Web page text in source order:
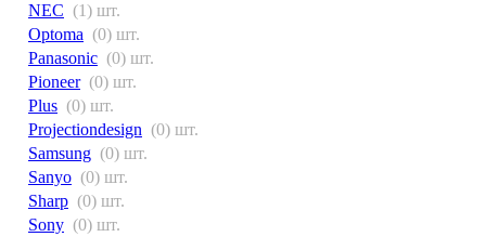
NEC (1) шт.
Optoma (0) шт.
Panasonic (0) шт.
Pioneer (0) шт.
Plus (0) шт.
Projectiondesign (0) шт.
Samsung (0) шт.
Sanyo (0) шт.
Sharp (0) шт.
Sony (0) шт.